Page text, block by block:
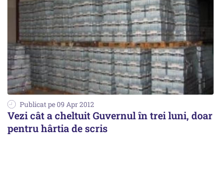
Publicat pe 09 Apr 2012
Vezi cât a cheltuit Guvernul în trei luni, doar
pentru hârtia de scris